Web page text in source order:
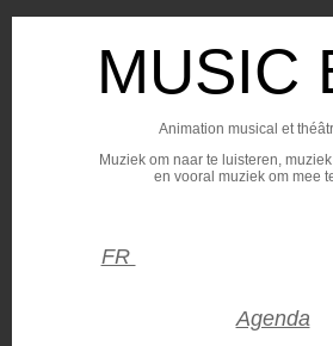
MUSIC
Animation musical et
Muziek om naar te luisteren,
en vooral muziek om mee
FR
Agenda